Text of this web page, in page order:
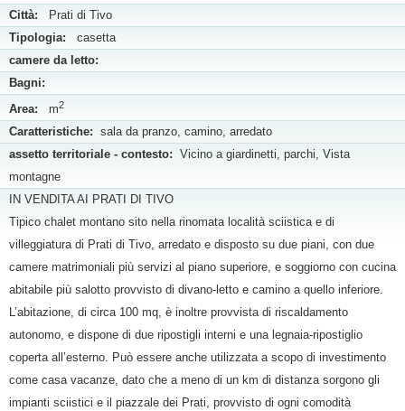
Città: Prati di Tivo
Tipologia: casetta
camere da letto:
Bagni:
Area: m2
Caratteristiche: sala da pranzo, camino, arredato
assetto territoriale - contesto: Vicino a giardinetti, parchi, Vista
montagne
IN VENDITA AI PRATI DI TIVO
Tipico chalet montano sito nella rinomata località sciistica e di
villeggiatura di Prati di Tivo, arredato e disposto su due piani, con due
camere matrimoniali più servizi al piano superiore, e soggiorno con cucina
abitabile più salotto provvisto di divano-letto e camino a quello inferiore.
L’abitazione, di circa 100 mq, è inoltre provvista di riscaldamento
autonomo, e dispone di due ripostigli interni e una legnaia-ripostiglio
coperta all’esterno. Può essere anche utilizzata a scopo di investimento
come casa vacanze, dato che a meno di un km di distanza sorgono gli
impianti sciistici e il piazzale dei Prati, provvisto di ogni comodità